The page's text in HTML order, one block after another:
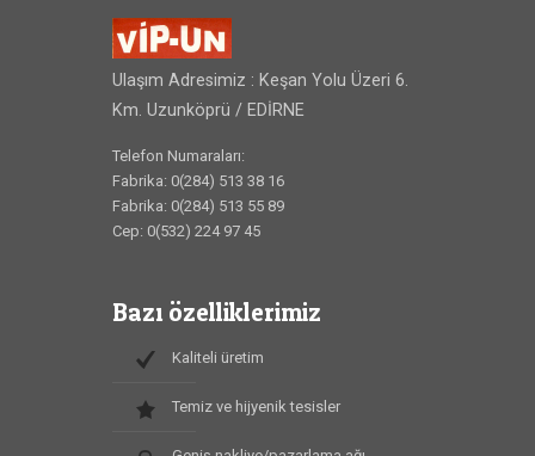
Ulaşım Adresimiz : Keşan Yolu Üzeri 6.
Km. Uzunköprü / EDİRNE
Telefon Numaraları:
Fabrika: 0(284) 513 38 16
Fabrika: 0(284) 513 55 89
Cep: 0(532) 224 97 45
Bazı özelliklerimiz
Kaliteli üretim
Temiz ve hijyenik tesisler